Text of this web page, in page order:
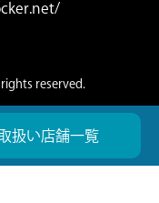
reserved.
扱い店舗一覧